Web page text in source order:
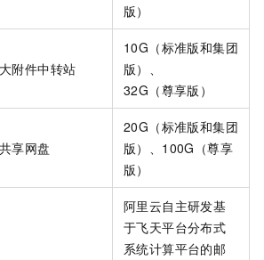
版）
大附件中转站
10G（标准版和集团
版）、
32G（尊享版）
共享网盘
20G（标准版和集团
版）、100G（尊享
版）
阿里云自主研发基
于飞天平台分布式
系统计算平台的邮